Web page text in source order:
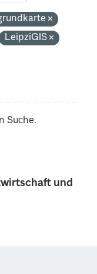
und
LeipziGIS
Suche.